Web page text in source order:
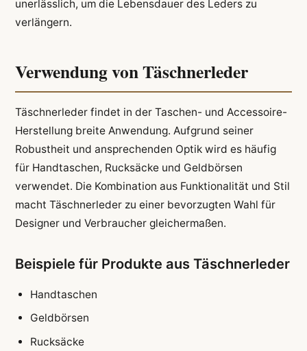
unerlässlich, um die Lebensdauer des Leders zu
verlängern.
Verwendung von Täschnerleder
Täschnerleder findet in der Taschen- und Accessoire-
Herstellung breite Anwendung. Aufgrund seiner
Robustheit und ansprechenden Optik wird es häufig
für Handtaschen, Rucksäcke und Geldbörsen
verwendet. Die Kombination aus Funktionalität und Stil
macht Täschnerleder zu einer bevorzugten Wahl für
Designer und Verbraucher gleichermaßen.
Beispiele für Produkte aus Täschnerleder
Handtaschen
Geldbörsen
Rucksäcke